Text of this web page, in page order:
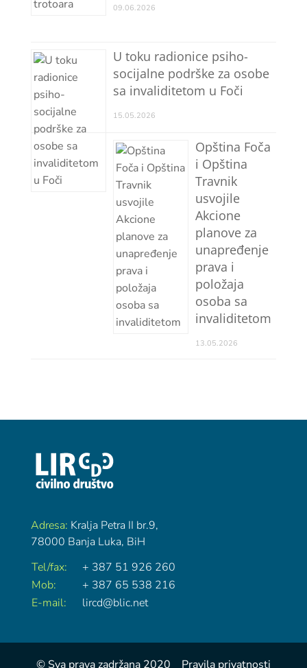
09.06.2026
U toku radionice psiho-
socijalne podrške za osobe
sa invaliditetom u Foči
15.05.2026
Opština Foča
i Opština
Travnik
usvojile
Akcione
planove za
unapređenje
prava i
položaja
osoba sa
invaliditetom
13.05.2026
Adresa: Kralja Petra II br.9,
78000 Banja Luka, BiH
Tel/fax:
+ 387 51 926 260
Mob:
+ 387 65 538 216
E-mail:
lircd@blic.net
© Sva prava zadržana 2020 Pravila privatnosti